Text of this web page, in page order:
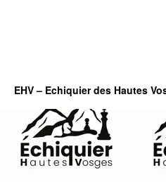
EHV – Echiquier des Hautes